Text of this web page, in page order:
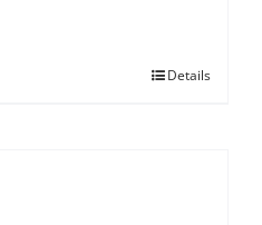
Details